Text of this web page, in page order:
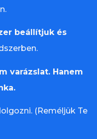
beállítjuk és
varázslat. Hanem
(Reméljük Te